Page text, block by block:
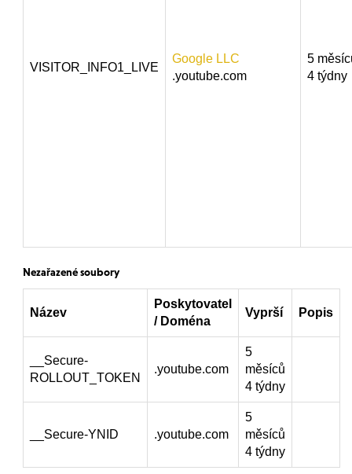
VISITOR_INFO1_LIVE
Google LLC
.youtube.com
5
4 týdny
Nezařazené soubory
Název
Poskytovatel
/ Doména
Vyprší Popis
__Secure-
ROLLOUT_TOKEN
.youtube.com
5
měsíců
4 týdny
__Secure-YNID .youtube.com
5
měsíců
4 týdny